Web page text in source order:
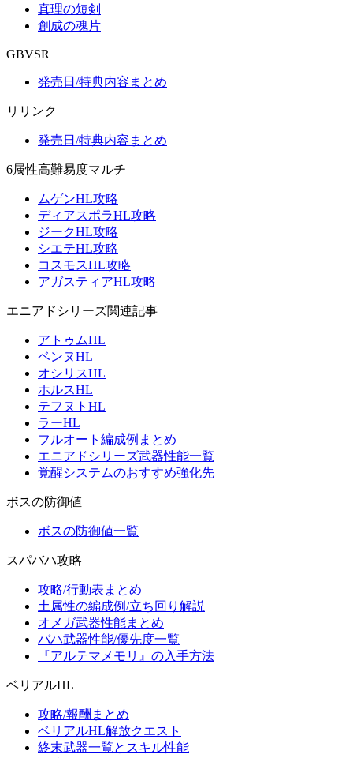
真理の短剣
創成の魂片
GBVSR
発売日/特典内容まとめ
リリンク
発売日/特典内容まとめ
6属性高難易度マルチ
ムゲンHL攻略
ディアスポラHL攻略
ジークHL攻略
シエテHL攻略
コスモスHL攻略
アガスティアHL攻略
エニアドシリーズ関連記事
アトゥムHL
ベンヌHL
オシリスHL
ホルスHL
テフヌトHL
ラーHL
フルオート編成例まとめ
エニアドシリーズ武器性能一覧
覚醒システムのおすすめ強化先
ボスの防御値
ボスの防御値一覧
スパバハ攻略
攻略/行動表まとめ
土属性の編成例/立ち回り解説
オメガ武器性能まとめ
バハ武器性能/優先度一覧
『アルテマメモリ』の入手方法
ベリアルHL
攻略/報酬まとめ
ベリアルHL解放クエスト
終末武器一覧とスキル性能